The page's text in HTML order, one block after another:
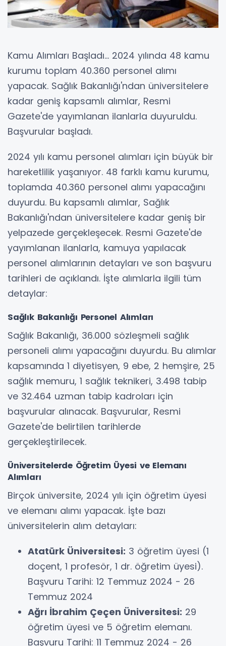
Kamu Alımları Başladı... 2024 yılında 48 kamu
kurumu toplam 40.360 personel alımı
yapacak. Sağlık Bakanlığı'ndan üniversitelere
kadar geniş kapsamlı alımlar, Resmi
Gazete'de yayımlanan ilanlarla duyuruldu.
Başvurular başladı.
2024 yılı kamu personel alımları için büyük bir
hareketlilik yaşanıyor. 48 farklı kamu kurumu,
toplamda 40.360 personel alımı yapacağını
duyurdu. Bu kapsamlı alımlar, Sağlık
Bakanlığı'ndan üniversitelere kadar geniş bir
yelpazede gerçekleşecek. Resmi Gazete'de
yayımlanan ilanlarla, kamuya yapılacak
personel alımlarının detayları ve son başvuru
tarihleri de açıklandı. İşte alımlarla ilgili tüm
detaylar:
Sağlık Bakanlığı Personel Alımları
Sağlık Bakanlığı, 36.000 sözleşmeli sağlık
personeli alımı yapacağını duyurdu. Bu alımlar
kapsamında 1 diyetisyen, 9 ebe, 2 hemşire, 25
sağlık memuru, 1 sağlık teknikeri, 3.498 tabip
ve 32.464 uzman tabip kadroları için
başvurular alınacak. Başvurular, Resmi
Gazete'de belirtilen tarihlerde
gerçekleştirilecek.
Üniversitelerde Öğretim Üyesi ve Elemanı
Alımları
Birçok üniversite, 2024 yılı için öğretim üyesi
ve elemanı alımı yapacak. İşte bazı
üniversitelerin alım detayları:
Atatürk Üniversitesi: 3 öğretim üyesi (1
doçent, 1 profesör, 1 dr. öğretim üyesi).
Başvuru Tarihi: 12 Temmuz 2024 - 26
Temmuz 2024
Ağrı İbrahim Çeçen Üniversitesi: 29
öğretim üyesi ve 5 öğretim elemanı.
Başvuru Tarihi: 11 Temmuz 2024 - 26